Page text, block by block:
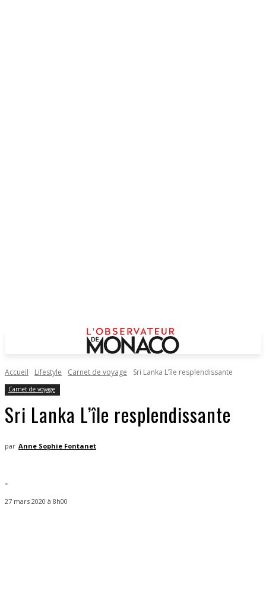
Accueil Lifestyle Carnet de voyage Sri Lanka L’île resplendissante
Carnet de voyage
Sri Lanka L’île resplendissante
par Anne Sophie Fontanet
-
27 mars 2020 à 8h00